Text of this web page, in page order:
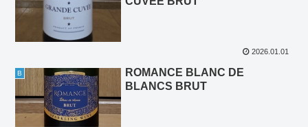
2026.01.01
B
ROMANCE BLANC DE
BLANCS BRUT